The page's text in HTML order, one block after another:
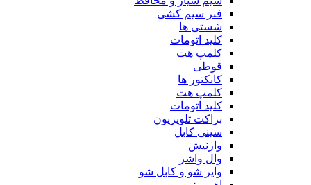
فنر سیم کشی
شستی ها
کلید اتومات
کلمپ هت
قوطی
کانکتور ها
کلمپ هت
کلید اتومات
براکت تلویزیون
سینی کابل
وارنیش
وال واشر
وایر شو و کابل شو